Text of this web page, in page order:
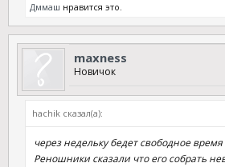
Дммаш нравится это.
maxness
Новичок
hachik сказал(а):
через недельку бедет свободное
Реношники сказали что его собрать